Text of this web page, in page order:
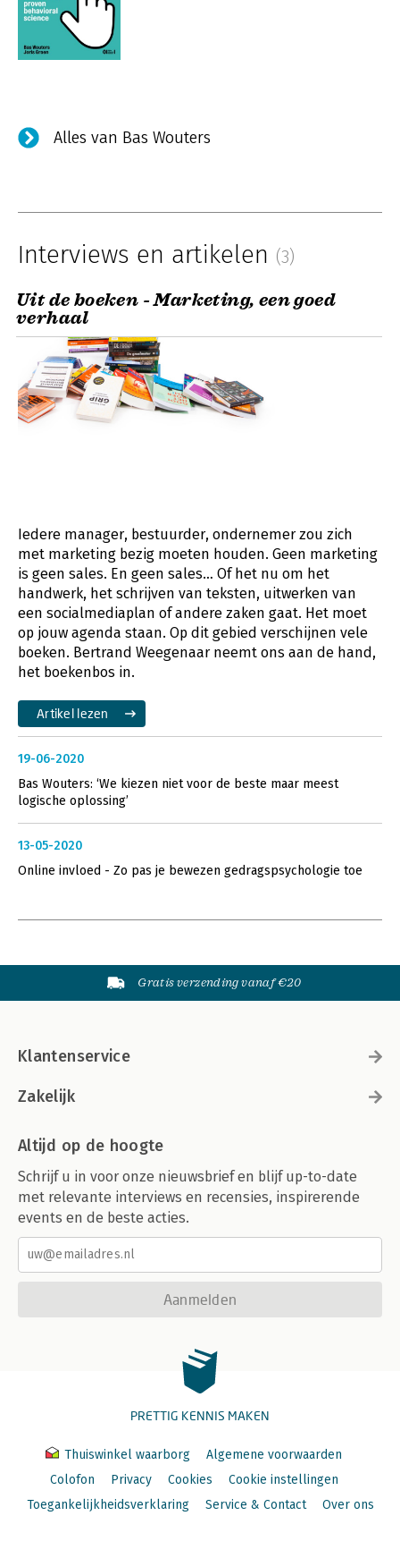
Alles van Bas Wouters
Interviews en artikelen (3)
Uit de boeken - Marketing, een goed
verhaal
Iedere manager, bestuurder, ondernemer zou zich
met marketing bezig moeten houden. Geen marketing
is geen sales. En geen sales… Of het nu om het
handwerk, het schrijven van teksten, uitwerken van
een socialmediaplan of andere zaken gaat. Het moet
op jouw agenda staan. Op dit gebied verschijnen vele
boeken. Bertrand Weegenaar neemt ons aan de hand,
het boekenbos in.
Artikel lezen
19-06-2020
Bas Wouters: ‘We kiezen niet voor de beste maar meest
logische oplossing’
13-05-2020
Online invloed - Zo pas je bewezen gedragspsychologie toe
Gratis verzending vanaf €20
Klantenservice
Zakelijk
Altijd op de hoogte
Schrijf u in voor onze nieuwsbrief en blijf up-to-date
met relevante interviews en recensies, inspirerende
events en de beste acties.
Aanmelden
PRETTIG KENNIS MAKEN
Thuiswinkel waarborg
Algemene voorwaarden
Colofon
Privacy Cookies
Cookie instellingen
Toegankelijkheidsverklaring
Service & Contact Over ons